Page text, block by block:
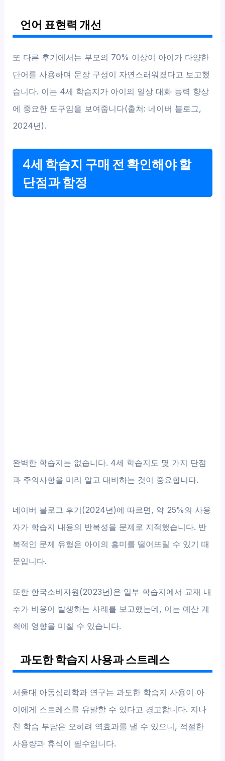
언어 표현력 개선
또 다른 후기에서는 부모의 70% 이상이 아이가 다양한
단어를 사용하며 문장 구성이 자연스러워졌다고 보고했
습니다. 이는 4세 학습지가 아이의 일상 대화 능력 향상
에 중요한 도구임을 보여줍니다(출처: 네이버 블로그,
2024년).
4세 학습지 구매 전 확인해야 할
단점과 함정
완벽한 학습지는 없습니다. 4세 학습지도 몇 가지 단점
과 주의사항을 미리 알고 대비하는 것이 중요합니다.
네이버 블로그 후기(2024년)에 따르면, 약 25%의 사용
자가 학습지 내용의 반복성을 문제로 지적했습니다. 반
복적인 문제 유형은 아이의 흥미를 떨어뜨릴 수 있기 때
문입니다.
또한 한국소비자원(2023년)은 일부 학습지에서 교재 내
추가 비용이 발생하는 사례를 보고했는데, 이는 예산 계
획에 영향을 미칠 수 있습니다.
과도한 학습지 사용과 스트레스
서울대 아동심리학과 연구는 과도한 학습지 사용이 아
이에게 스트레스를 유발할 수 있다고 경고합니다. 지나
친 학습 부담은 오히려 역효과를 낼 수 있으니, 적절한
사용량과 휴식이 필수입니다.